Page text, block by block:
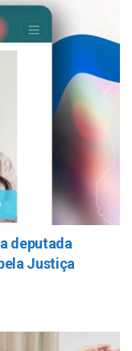
deputada
Justiça